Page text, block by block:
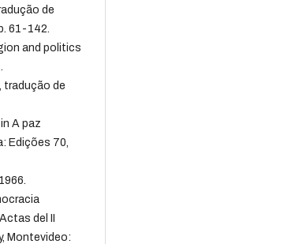
de
61-142.
and politics
tradução de
A paz
Edições 70,
del II
Montevideo: